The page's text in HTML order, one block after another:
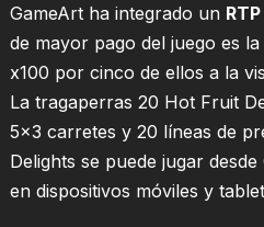
GameArt ha integrado un
de mayor pago del juego es
x100 por cinco de ellos a la
La tragaperras 20 Hot Fruit
5×3 carretes y 20 líneas de
Delights se puede jugar
en dispositivos móviles y